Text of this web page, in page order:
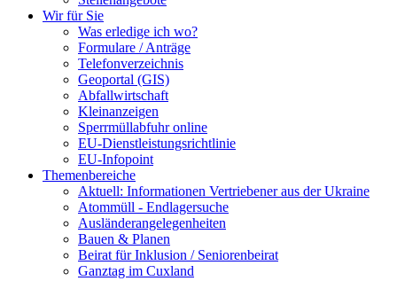
Wir für Sie
Was erledige ich wo?
Formulare / Anträge
Telefonverzeichnis
Geoportal (GIS)
Abfallwirtschaft
Kleinanzeigen
Sperrmüllabfuhr online
EU-Dienstleistungsrichtlinie
EU-Infopoint
Themenbereiche
Aktuell: Informationen Vertriebener aus der Ukraine
Atommüll - Endlagersuche
Ausländerangelegenheiten
Bauen & Planen
Beirat für Inklusion / Seniorenbeirat
Ganztag im Cuxland